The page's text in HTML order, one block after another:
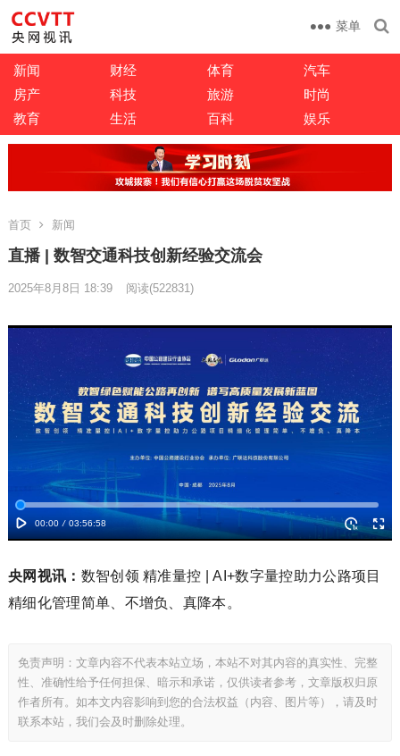
菜单
新闻 财经 体育
汽车
房产
科技 旅游
时尚
教育
生活 百科 娱乐
首页 新闻
直播 | 数智交通科技创新经验交流会
2025年8月8日 18:39 阅读(522831)
央网视讯： 数智创领 精准量控 | AI+数字量控助力公路项目
精细化管理简单、不增负、真降本。
免责声明：文章内容不代表本站立场，本站不对其内容的真实性、完整
性、准确性给予任何担保、暗示和承诺，仅供读者参考，文章版权归原
作者所有。如本文内容影响到您的合法权益（内容、图片等），请及时
联系本站，我们会及时删除处理。